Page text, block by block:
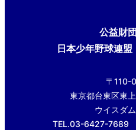
公益財
日本少年野球連
〒110-
東京都台東区東
ウイスダ
TEL.03-6427-7689